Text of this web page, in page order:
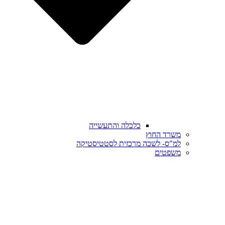
כלכלה והתעשייה
משרד החוץ
למ"ס- לשכה מרכזית לסטטיסטיקה
משפטים